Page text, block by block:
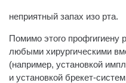
неприятный запах изо рта.
Помимо этого профгигиену
любыми хирургическими
(например, установкой
и установкой брекет-